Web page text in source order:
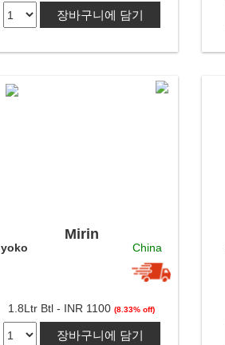
장바구니에 담기
Mirin
yoko China
1.8Ltr Btl - INR 1100(8.33% off)
장바구니에 담기